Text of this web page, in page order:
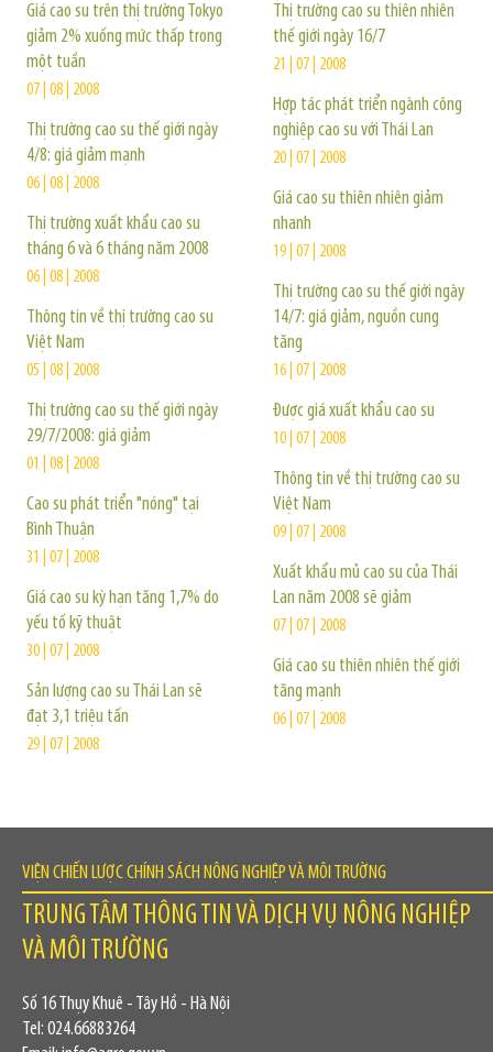
Giá cao su trên thị trường Tokyo
giảm 2% xuống mức thấp trong
một tuần
07 | 08 | 2008
Thị trường cao su thế giới ngày
4/8: giá giảm mạnh
06 | 08 | 2008
Thị trường xuất khẩu cao su
tháng 6 và 6 tháng năm 2008
06 | 08 | 2008
Thông tin về thị trường cao su
Việt Nam
05 | 08 | 2008
Thị trường cao su thế giới ngày
29/7/2008: giá giảm
01 | 08 | 2008
Cao su phát triển "nóng" tại
Bình Thuận
31 | 07 | 2008
Giá cao su kỳ hạn tăng 1,7% do
yếu tố kỹ thuật
30 | 07 | 2008
Sản lượng cao su Thái Lan sẽ
đạt 3,1 triệu tấn
29 | 07 | 2008
Thị trường cao su thiên nhiên
thế giới ngày 16/7
21 | 07 | 2008
Hợp tác phát triển ngành công
nghiệp cao su với Thái Lan
20 | 07 | 2008
Giá cao su thiên nhiên giảm
nhanh
19 | 07 | 2008
Thị trường cao su thế giới ngày
14/7: giá giảm, nguồn cung
tăng
16 | 07 | 2008
Được giá xuất khẩu cao su
10 | 07 | 2008
Thông tin về thị trường cao su
Việt Nam
09 | 07 | 2008
Xuất khẩu mủ cao su của Thái
Lan năm 2008 sẽ giảm
07 | 07 | 2008
Giá cao su thiên nhiên thế giới
tăng mạnh
06 | 07 | 2008
VIỆN CHIẾN LƯỢC CHÍNH SÁCH NÔNG NGHIỆP VÀ MÔI TRƯỜNG
TRUNG TÂM THÔNG TIN VÀ DỊCH VỤ NÔNG NGHIỆP
VÀ MÔI TRƯỜNG
Số 16 Thụy Khuê - Tây Hồ - Hà Nội
Tel: 024.66883264